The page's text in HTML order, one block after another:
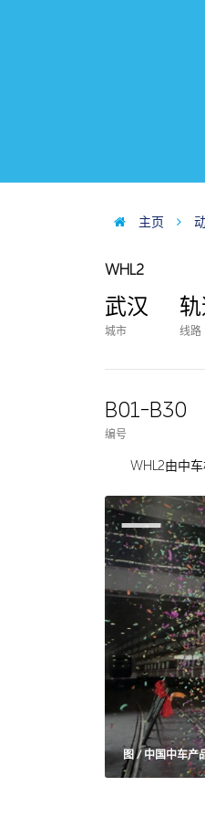
主页
WHL2
武汉
城市 线路
B01-B30
编号
WHL2由中
图 / 中国中车产